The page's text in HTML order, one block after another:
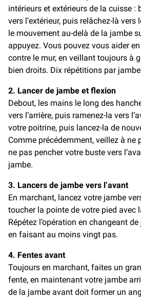
intérieurs et extérieurs de la cuisse :
vers l’extérieur, puis relâchez-là
le mouvement au-delà de la jambe
appuyez. Vous pouvez vous aider
contre le mur, en veillant toujours à
bien droits. Dix répétitions par
2. Lancer de jambe et flexion
Debout, les mains le long des
vers l’arrière, puis ramenez-la vers
votre poitrine, puis lancez-la de
Comme précédemment, veillez à ne
ne pas pencher votre buste vers
jambe.
3. Lancers de jambe vers l’avant
En marchant, lancez votre jambe
toucher la pointe de votre pied avec
Répétez l’opération en changeant
en faisant au moins vingt pas.
4. Fentes avant
Toujours en marchant, faites un
fente, en maintenant votre jambe
de la jambe avant doit former un